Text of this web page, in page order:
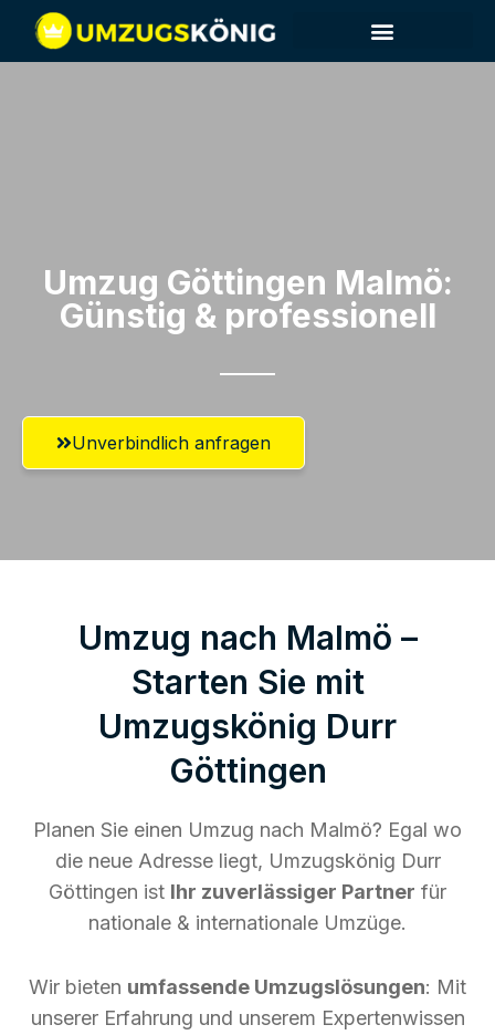
Umzug Göttingen​ Malmö:
Günstig & professionell​
Unverbindlich anfragen
Umzug nach Malmö –
Starten Sie mit
Umzugskönig Durr
Göttingen
Planen Sie einen Umzug nach Malmö? Egal wo
die neue Adresse liegt, Umzugskönig Durr
Göttingen ist Ihr zuverlässiger Partner für
nationale & internationale Umzüge.
Wir bieten umfassende Umzugslösungen: Mit
unserer Erfahrung und unserem Expertenwissen